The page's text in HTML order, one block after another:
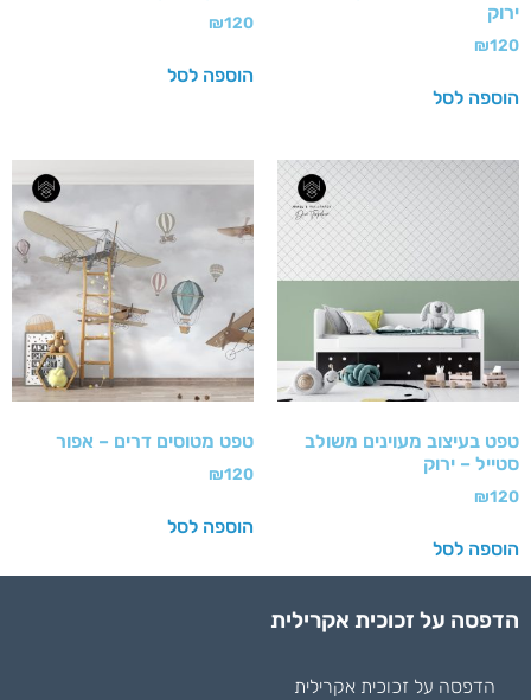
ירוק
₪120
הוספה לסל
₪120
הוספה לסל
טפט בעיצוב מעוינים משולב
סטייל – ירוק
₪120
הוספה לסל
טפט מטוסים דרים – אפור
₪120
הוספה לסל
הדפסה על זכוכית אקרילית
הדפסה על זכוכית אקרילית